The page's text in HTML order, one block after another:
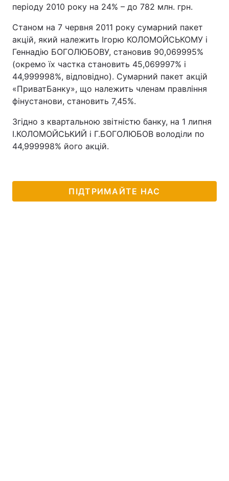
періоду 2010 року на 24% – до 782 млн. грн.
Станом на 7 червня 2011 року сумарний пакет
акцій, який належить Ігорю КОЛОМОЙСЬКОМУ і
Геннадію БОГОЛЮБОВУ, становив 90,069995%
(окремо їх частка становить 45,069997% і
44,999998%, відповідно). Сумарний пакет акцій
«ПриватБанку», що належить членам правління
фінустанови, становить 7,45%.
Згідно з квартальною звітністю банку, на 1 липня
І.КОЛОМОЙСЬКИЙ і Г.БОГОЛЮБОВ володіли по
44,999998% його акцій.
ПІДТРИМАЙТЕ НАС